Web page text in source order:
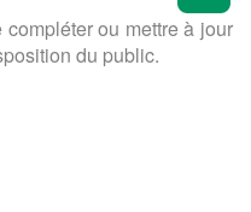
ou mettre à jour
du public.